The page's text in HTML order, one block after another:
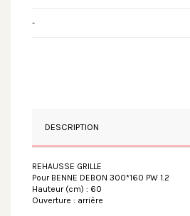
-
DESCRIPTION
REHAUSSE GRILLE
Pour BENNE DEBON 300*160 PW 1.2
Hauteur (cm) : 60
Ouverture : arrière